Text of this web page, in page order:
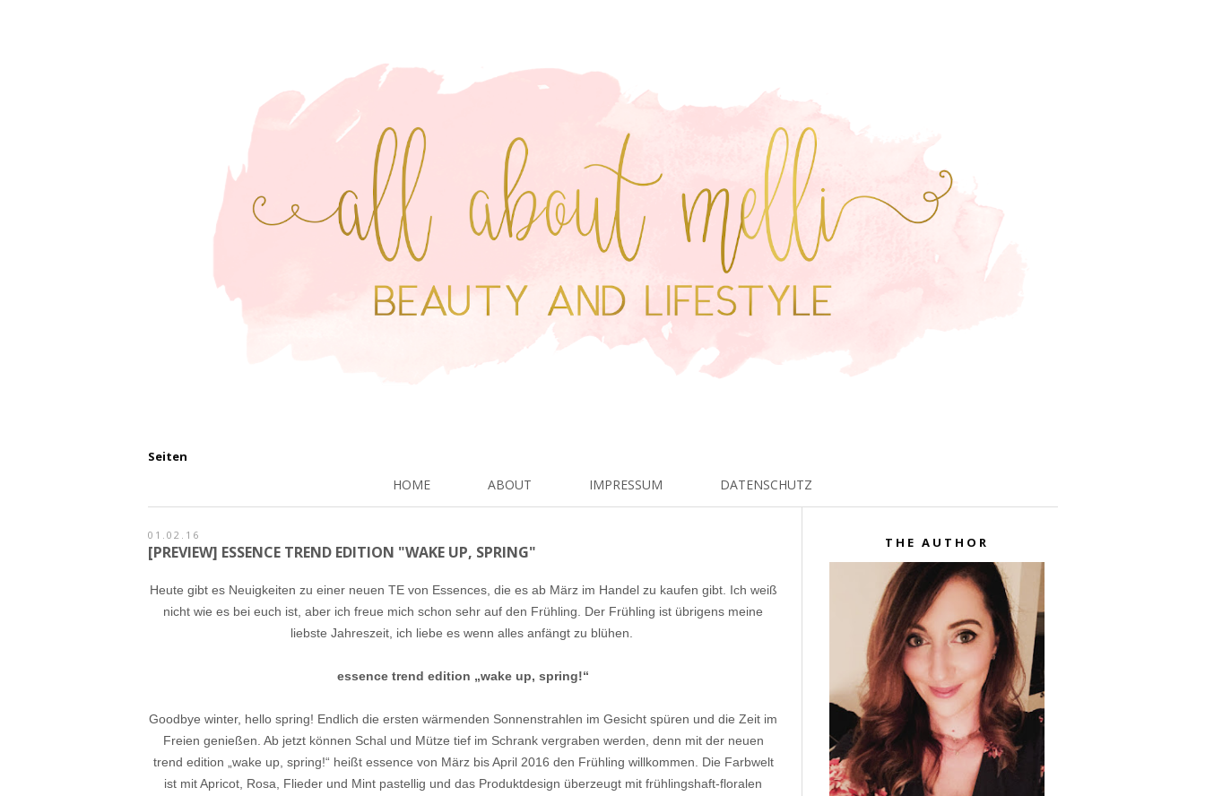
Seiten
HOME ABOUT IMPRESSUM DATENSCHUTZ
01.02.16
[PREVIEW] ESSENCE TREND EDITION "WAKE UP, SPRING"
Heute gibt es Neuigkeiten zu einer neuen TE von Essences, die es ab März im Handel zu kaufen gibt. Ich weiß
nicht wie es bei euch ist, aber ich freue mich schon sehr auf den Frühling. Der Frühling ist übrigens meine
liebste Jahreszeit, ich liebe es wenn alles anfängt zu blühen.
essence trend edition „wake up, spring!“
Goodbye winter, hello spring! Endlich die ersten wärmenden Sonnenstrahlen im Gesicht spüren und die Zeit im
Freien genießen. Ab jetzt können Schal und Mütze tief im Schrank vergraben werden, denn mit der neuen
trend edition „wake up, spring!“ heißt essence von März bis April 2016 den Frühling willkommen. Die Farbwelt
ist mit Apricot, Rosa, Flieder und Mint pastellig und das Produktdesign überzeugt mit frühlingshaft-floralen
THE AUTHOR